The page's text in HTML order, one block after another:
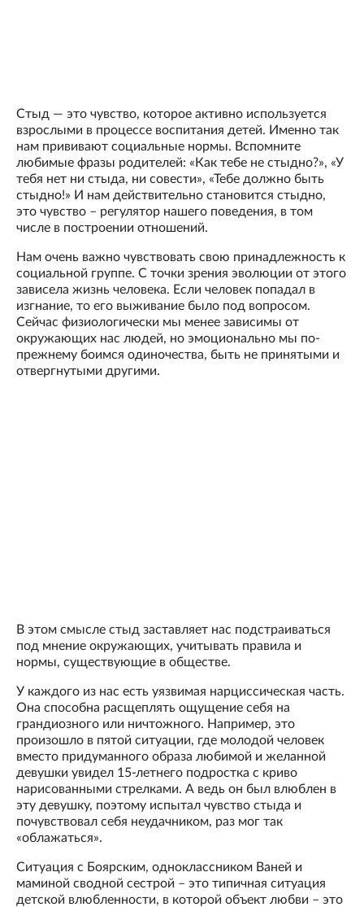
Стыд — это чувство, которое активно используется
взрослыми в процессе воспитания детей. Именно так
нам прививают социальные нормы. Вспомните
любимые фразы родителей: «Как тебе не стыдно?», «У
тебя нет ни стыда, ни совести», «Тебе должно быть
стыдно!» И нам действительно становится стыдно,
это чувство – регулятор нашего поведения, в том
числе в построении отношений.
Нам очень важно чувствовать свою принадлежность к
социальной группе. С точки зрения эволюции от этого
зависела жизнь человека. Если человек попадал в
изгнание, то его выживание было под вопросом.
Сейчас физиологически мы менее зависимы от
окружающих нас людей, но эмоционально мы по-
прежнему боимся одиночества, быть не принятыми и
отвергнутыми другими.
В этом смысле стыд заставляет нас подстраиваться
под мнение окружающих, учитывать правила и
нормы, существующие в обществе.
У каждого из нас есть уязвимая нарциссическая часть.
Она способна расщеплять ощущение себя на
грандиозного или ничтожного. Например, это
произошло в пятой ситуации, где молодой человек
вместо придуманного образа любимой и желанной
девушки увидел 15-летнего подростка с криво
нарисованными стрелками. А ведь он был влюблен в
эту девушку, поэтому испытал чувство стыда и
почувствовал себя неудачником, раз мог так
«облажаться».
Ситуация с Боярским, одноклассником Ваней и
маминой сводной сестрой – это типичная ситуация
детской влюбленности, в которой объект любви – это